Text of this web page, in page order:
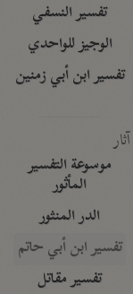
تفسير النسفي
الوجيز للواحدي
تفسير ابن أبي زمنين
آثار
موسوعة التفسير
المأثور
الدر المنثور
تفسير ابن أبي حاتم
تفسير مقاتل